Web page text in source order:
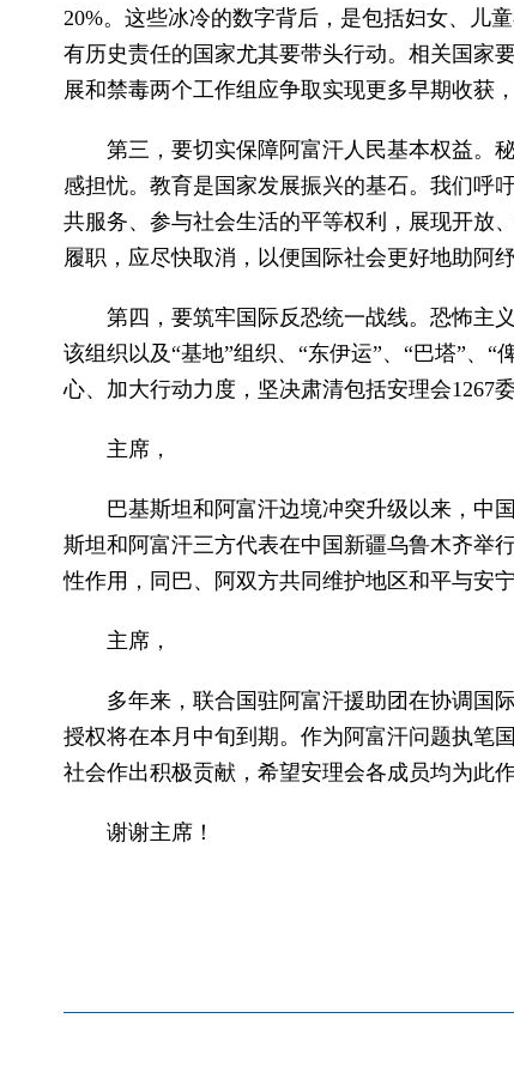
20%。这些冰冷的数字背后，是包括妇女、儿
有历史责任的国家尤其要带头行动。相关国家
展和禁毒两个工作组应争取实现更多早期收获
第三，要切实保障阿富汗人民基本权益。
感担忧。教育是国家发展振兴的基石。我们呼
共服务、参与社会生活的平等权利，展现开放
履职，应尽快取消，以便国际社会更好地助阿纾
第四，要筑牢国际反恐统一战线。恐怖主
该组织以及“基地”组织、“东伊运”、“巴塔”、
心、加大行动力度，坚决肃清包括安理会1267
主席，
巴基斯坦和阿富汗边境冲突升级以来，中
斯坦和阿富汗三方代表在中国新疆乌鲁木齐举
性作用，同巴、阿双方共同维护地区和平与安宁
主席，
多年来，联合国驻阿富汗援助团在协调国
授权将在本月中旬到期。作为阿富汗问题执笔
社会作出积极贡献，希望安理会各成员均为此
谢谢主席！